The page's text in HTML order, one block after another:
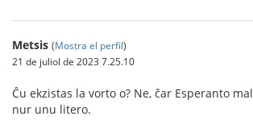
Metsis (Mostra el perfil)
21 de juliol de 2023 7.25.10
Ĉu ekzistas la vorto o? Ne, ĉar Esperanto
nur unu litero.